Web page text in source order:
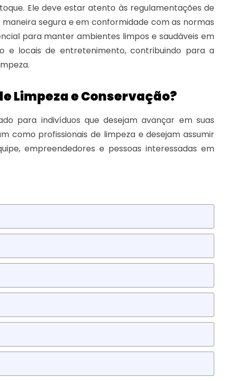
Ele deve estar atento às regulamentações de
segura e em conformidade com as normas
para manter ambientes limpos e saudáveis em
e locais de entretenimento, contribuindo para a
Limpeza e Conservação?
para indivíduos que desejam avançar em suas
como profissionais de limpeza e desejam assumir
empreendedores e pessoas interessadas em